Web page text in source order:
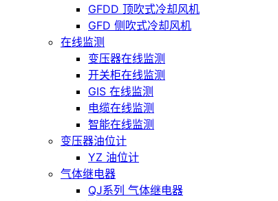
GFDD 顶吹式冷却风机
GFD 侧吹式冷却风机
在线监测
变压器在线监测
开关柜在线监测
GIS 在线监测
电缆在线监测
智能在线监测
变压器油位计
YZ 油位计
气体继电器
QJ系列 气体继电器